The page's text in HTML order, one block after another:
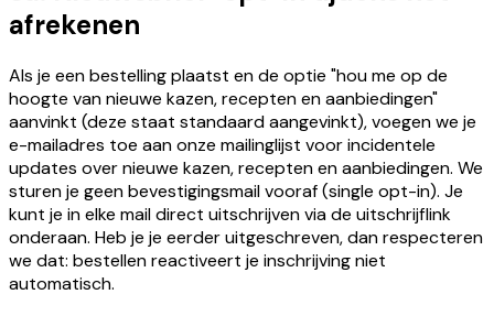
afrekenen
Als je een bestelling plaatst en de optie "hou me op de
hoogte van nieuwe kazen, recepten en aanbiedingen"
aanvinkt (deze staat standaard aangevinkt), voegen we je
e-mailadres toe aan onze mailinglijst voor incidentele
updates over nieuwe kazen, recepten en aanbiedingen. We
sturen je geen bevestigingsmail vooraf (single opt-in). Je
kunt je in elke mail direct uitschrijven via de uitschrijflink
onderaan. Heb je je eerder uitgeschreven, dan respecteren
we dat: bestellen reactiveert je inschrijving niet
automatisch.